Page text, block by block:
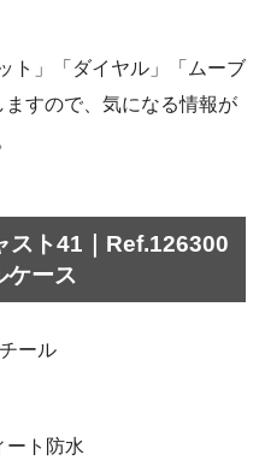
ト」「ダイヤル」「ムーブ
すので、気になる情報が
スト41｜Ref.126300
ケース
ール
ート防水